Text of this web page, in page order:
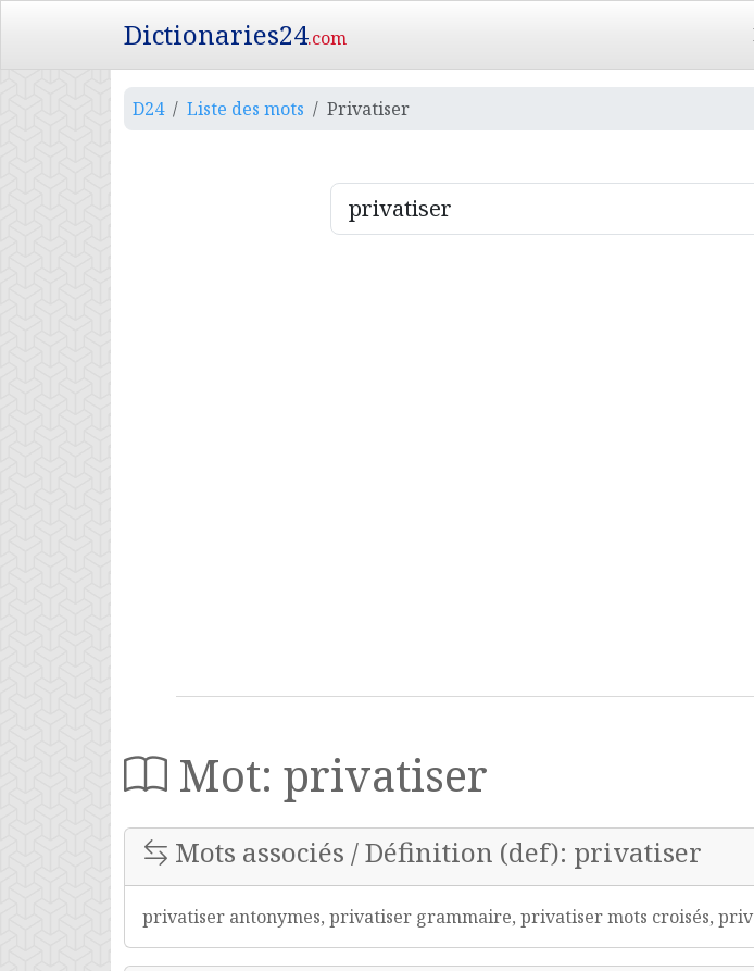
Dictionaries24.com
D24 Liste des mots Privatiser
Mot: privatiser
Mots associés / Définition (def): privatiser
privatiser antonymes, privatiser grammaire, privatiser mots croisés,